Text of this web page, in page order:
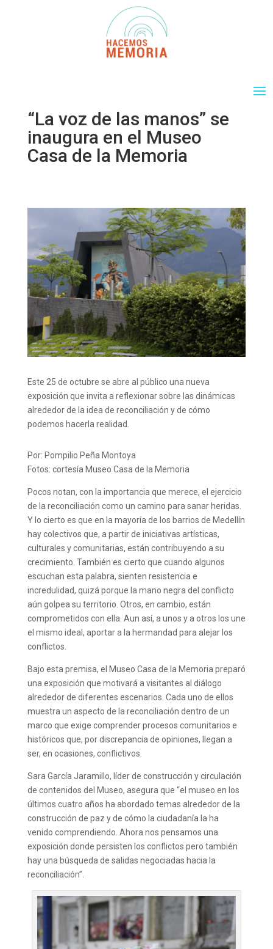
“La voz de las manos” se
inaugura en el Museo
Casa de la Memoria
Este 25 de octubre se abre al público una nueva
exposición que invita a reflexionar sobre las dinámicas
alrededor de la idea de reconciliación y de cómo
podemos hacerla realidad.
Por: Pompilio Peña Montoya
Fotos: cortesía Museo Casa de la Memoria
Pocos notan, con la importancia que merece, el ejercicio
de la reconciliación como un camino para sanar heridas.
Y lo cierto es que en la mayoría de los barrios de Medellín
hay colectivos que, a partir de iniciativas artísticas,
culturales y comunitarias, están contribuyendo a su
crecimiento. También es cierto que cuando algunos
escuchan esta palabra, sienten resistencia e
incredulidad, quizá porque la mano negra del conflicto
aún golpea su territorio. Otros, en cambio, están
comprometidos con ella. Aun así, a unos y a otros los une
el mismo ideal, aportar a la hermandad para alejar los
conflictos.
Bajo esta premisa, el Museo Casa de la Memoria preparó
una exposición que motivará a visitantes al diálogo
alrededor de diferentes escenarios. Cada uno de ellos
muestra un aspecto de la reconciliación dentro de un
marco que exige comprender procesos comunitarios e
históricos que, por discrepancia de opiniones, llegan a
ser, en ocasiones, conflictivos.
Sara García Jaramillo, líder de construcción y circulación
de contenidos del Museo, asegura que “el museo en los
últimos cuatro años ha abordado temas alrededor de la
construcción de paz y de cómo la ciudadanía la ha
venido comprendiendo. Ahora nos pensamos una
exposición donde persisten los conflictos pero también
hay una búsqueda de salidas negociadas hacia la
reconciliación”.